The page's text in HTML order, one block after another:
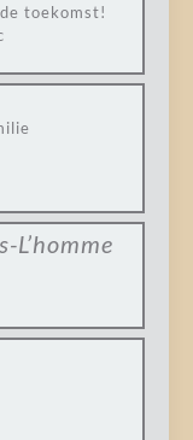
toekomst!
L’homme